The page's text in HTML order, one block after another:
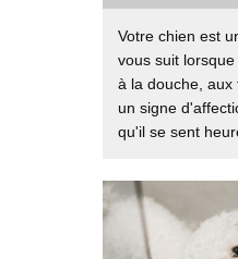
Votre chien est
vous suit
à la douche, aux
un signe
qu'il se sent